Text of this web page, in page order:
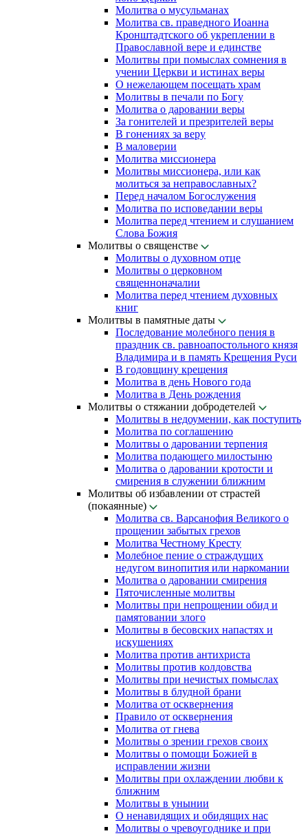
Молитва о мусульманах
Молитва св. праведного Иоанна
Кронштадтского об укреплении в
Православной вере и единстве
Молитвы при помыслах сомнения в
учении Церкви и истинах веры
О нежелающем посещать храм
Молитвы в печали по Богу
Молитва о даровании веры
За гонителей и презрителей веры
В гонениях за веру
В маловерии
Молитва миссионера
Молитвы миссионера, или как
молиться за неправославных?
Перед началом Богослужения
Молитва по исповедании веры
Молитва перед чтением и слушанием
Слова Божия
Молитвы о священстве
Молитвы о духовном отце
Молитвы о церковном
священноначалии
Молитва перед чтением духовных
книг
Молитвы в памятные даты
Последование молебного пения в
праздник св. равноапостольного князя
Владимира и в память Крещения Руси
В годовщину крещения
Молитва в день Нового года
Молитва в День рождения
Молитвы о стяжании добродетелей
Молитвы в недоумении, как поступить
Молитва по соглашению
Молитвы о даровании терпения
Молитва подающего милостыню
Молитва о даровании кротости и
смирения в служении ближним
Молитвы об избавлении от страстей
(покаянные)
Молитва св. Варсанофия Великого о
прощении забытых грехов
Молитва Честному Кресту
Молебное пение о страждущих
недугом винопития или наркомании
Молитва о даровании смирения
Пяточисленные молитвы
Молитвы при непрощении обид и
памятовании злого
Молитвы в бесовских напастях и
искушениях
Молитва против антихриста
Молитвы против колдовства
Молитвы при нечистых помыслах
Молитвы в блудной брани
Молитва от осквернения
Правило от осквернения
Молитва от гнева
Молитвы о зрении грехов своих
Молитвы о помощи Божией в
исправлении жизни
Молитвы при охлаждении любви к
ближним
Молитвы в унынии
О ненавидящих и обидящих нас
Молитвы о чревоугоднике и при